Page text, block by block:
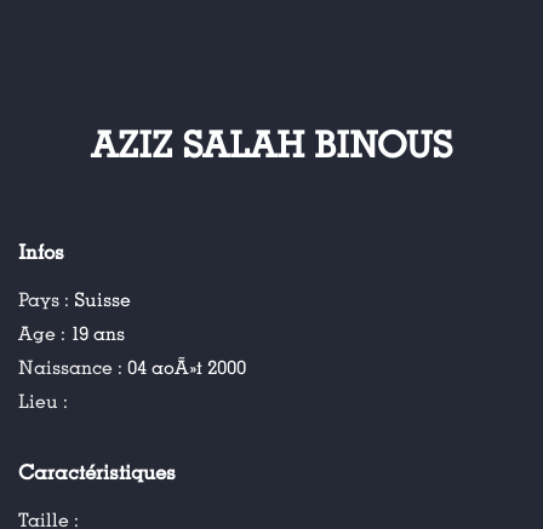
AZIZ SALAH BINOUS
Infos
Pays : Suisse
Age : 19 ans
Naissance : 04 aoÃ»t 2000
Lieu :
Caractéristiques
Taille :